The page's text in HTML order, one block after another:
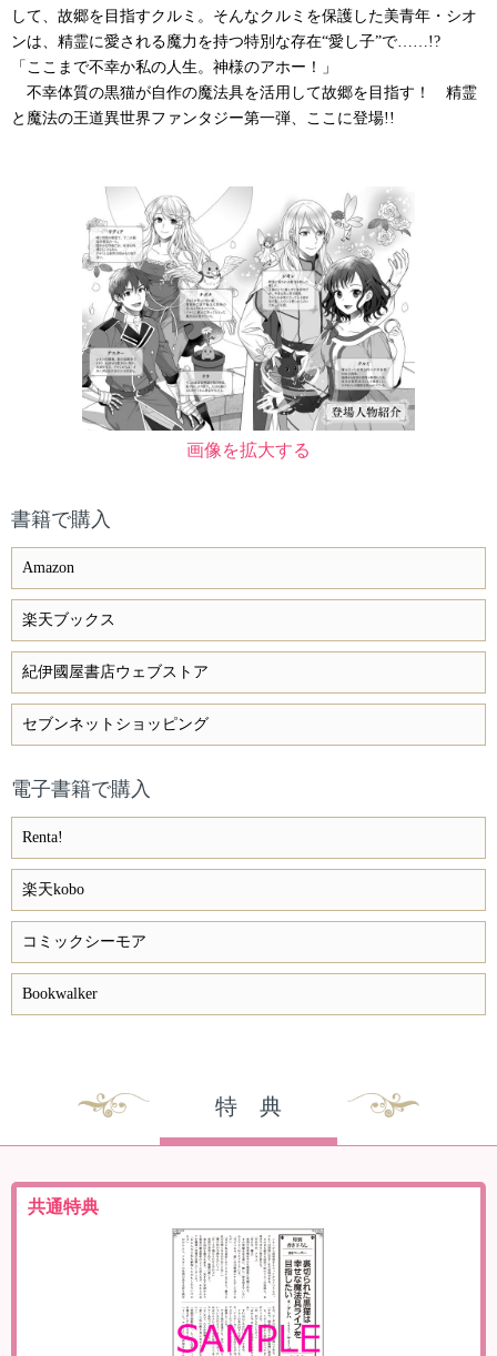
して、故郷を目指すクルミ。そんなクルミを保護した美青年・シオ
ンは、精霊に愛される魔力を持つ特別な存在“愛し子”で……!?
「ここまで不幸か私の人生。神様のアホー！」
不幸体質の黒猫が自作の魔法具を活用して故郷を目指す！ 精霊
と魔法の王道異世界ファンタジー第一弾、ここに登場!!
画像を拡大する
書籍で購入
Amazon
楽天ブックス
紀伊國屋書店ウェブストア
セブンネットショッピング
電子書籍で購入
Renta!
楽天kobo
コミックシーモア
Bookwalker
特 典
共通特典